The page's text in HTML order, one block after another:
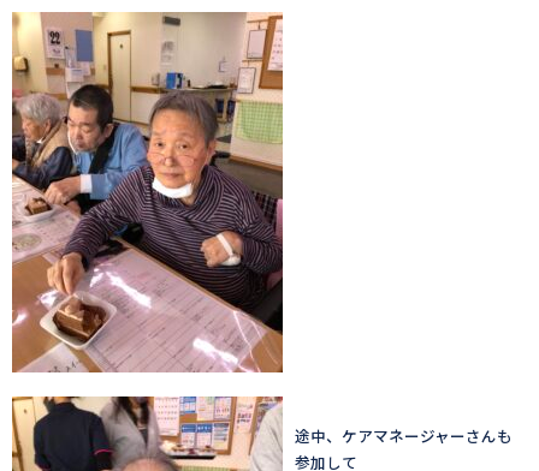
途中、ケアマネージャーさんも
参加して